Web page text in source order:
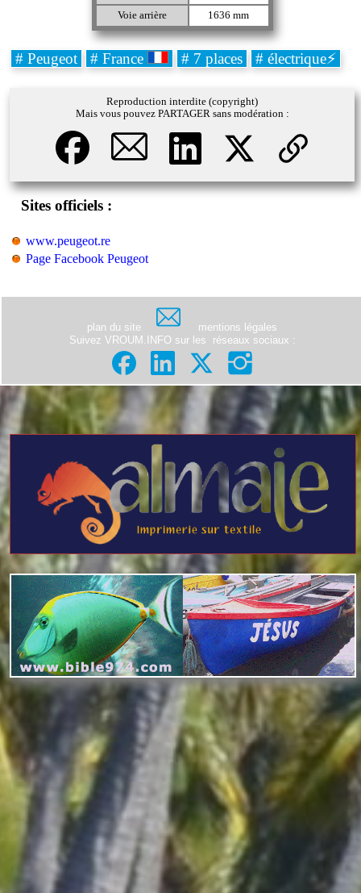
Voie arrière
1636 mm
# Peugeot # France # 7 places # électrique⚡
Reproduction interdite (copyright)
Mais vous pouvez PARTAGER sans modération :
Sites officiels :
www.peugeot.re
Page Facebook Peugeot
plan du site
mentions légales
Suivez VROUM.INFO sur les
réseaux sociaux :